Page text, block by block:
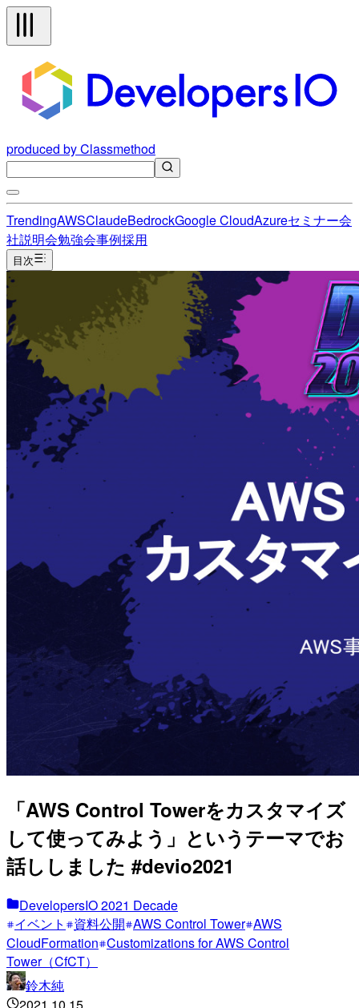
produced by Classmethod
TrendingAWSClaudeBedrockGoogle CloudAzureセミナー会
社説明会勉強会事例採用
目次
「AWS Control Towerをカスタマイズ
して使ってみよう」というテーマでお
話ししました #devio2021
DevelopersIO 2021 Decade
イベント
資料公開 AWS Control Tower AWS
CloudFormation Customizations for AWS Control
Tower（CfCT）
鈴木純
2021.10.15